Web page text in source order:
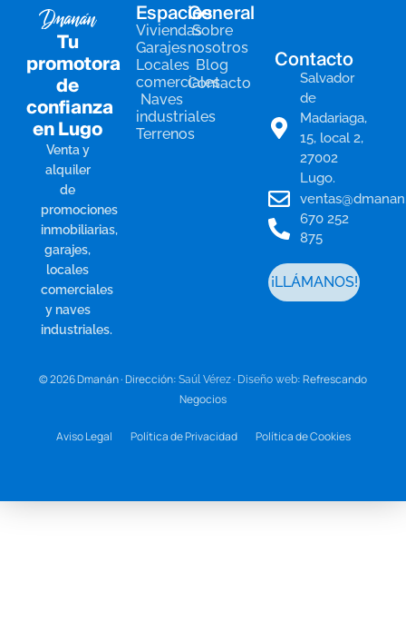
Tu
promotora
de
confianza
en Lugo
Venta y
alquiler
de
promociones
inmobiliarias,
garajes,
locales
comerciales
y naves
industriales.
Espacios
Viviendas
Garajes
Locales
comerciales
Naves
industriales
Terrenos
General
Sobre
nosotros
Blog
Contacto
Contacto
Salvador
de
Madariaga,
15, local 2,
27002
Lugo.
670 252
875
¡LLÁMANOS!
© 2026 Dmanán · Dirección: Saúl Vérez· Diseño web: Refrescando
Negocios
Aviso Legal Política de Privacidad Política de Cookies